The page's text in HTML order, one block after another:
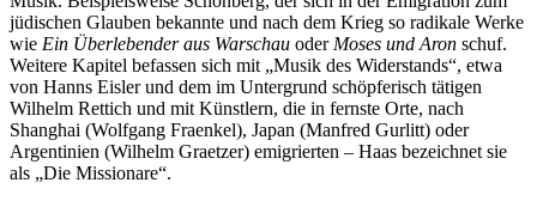
jüdischen Glauben bekannte und nach dem Krieg so radikale Werke
wie Ein Überlebender aus Warschau oder Moses und Aron schuf.
Weitere Kapitel befassen sich mit „Musik des Widerstands“, etwa
von Hanns Eisler und dem im Untergrund schöpferisch tätigen
Wilhelm Rettich und mit Künstlern, die in fernste Orte, nach
Shanghai (Wolfgang Fraenkel), Japan (Manfred Gurlitt) oder
Argentinien (Wilhelm Graetzer) emigrierten – Haas bezeichnet sie
als „Die Missionare“.